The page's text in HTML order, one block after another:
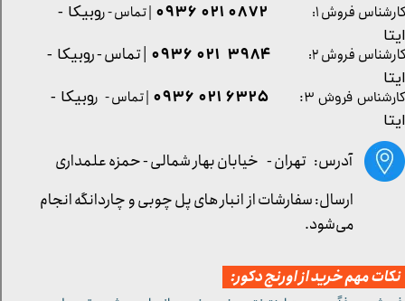
کارشناس فروش ۳: ۶۳۲۵ ۰۲۱ ۰۹۳۶ | تماس - روبیکا -
ایتا
آدرس: تهران - خیابان بهار شمالی - حمزه علمداری
مهم خرید از اورنج دکور:
کارشناس فروش ۱: 0872 021 0936 | تماس - روبیکا -
ایتا
کارشناس فروش ۲:
۳۹۸۴ ۰۲۱ ۰۹۳۶ | تماس - روبیکا -
ایتا
ارسال: سفارشات از انبار های پل چوبی و چاردانگه انجام
می‌شود.